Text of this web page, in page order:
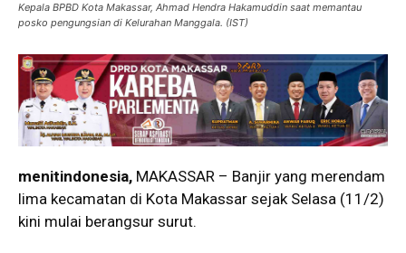
Kepala BPBD Kota Makassar, Ahmad Hendra Hakamuddin saat memantau
posko pengungsian di Kelurahan Manggala. (IST)
menitindonesia, MAKASSAR – Banjir yang merendam
lima kecamatan di Kota Makassar sejak Selasa (11/2)
kini mulai berangsur surut.